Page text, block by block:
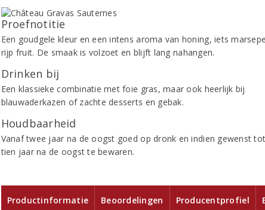
Proefnotitie
Een goudgele kleur en een intens aroma van honing, iets
rijp fruit. De smaak is volzoet en blijft lang nahangen.
Drinken bij
Een klassieke combinatie met foie gras, maar ook heerlijk bij
blauwaderkazen of zachte desserts en gebak.
Houdbaarheid
Vanaf twee jaar na de oogst goed op dronk en indien gewenst
tien jaar na de oogst te bewaren.
Productinformatie Beoordelingen Producentprofiel